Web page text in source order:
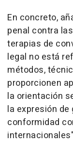
En concreto,
penal contra
terapias de
legal no está
métodos,
proporcionen
la orientación
la expresión de
conformidad